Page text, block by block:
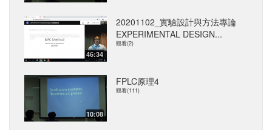
46:34
20201102_實驗設計與方法專論
EXPERIMENTAL DESIGN...
觀看(2)
10:08
FPLC原理4
觀看(111)